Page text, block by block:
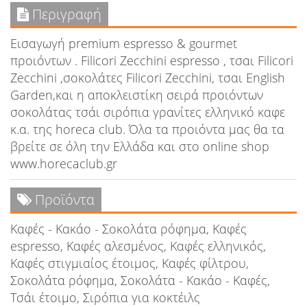
Περιγραφή
Εισαγωγή premium espresso & gourmet
προιόντων . Filicori Zecchini espresso , τσαι Filicori
Zecchini ,σοκολάτες Filicori Zecchini, τσαι English
Garden,και η αποκλειστίκη σειρά προιόντων
σοκολάτας τσάι σιρόπια γρανίτες ελληνικό καφε
κ.α. της horeca club. Όλα τα προιόντα μας θα τα
βρείτε σε όλη την Ελλάδα και στο online shop
www.horecaclub.gr
Προϊόντα
Καφές - Κακάο - Σοκολάτα ρόφημα, Καφές
espresso, Καφές αλεσμένος, Καφές ελληνικός,
Καφές στιγμιαίος έτοιμος, Καφές φίλτρου,
Σοκολάτα ρόφημα, Σοκολάτα - Κακάο - Καφές,
Τσάι έτοιμο, Σιρόπια για κοκτέιλς